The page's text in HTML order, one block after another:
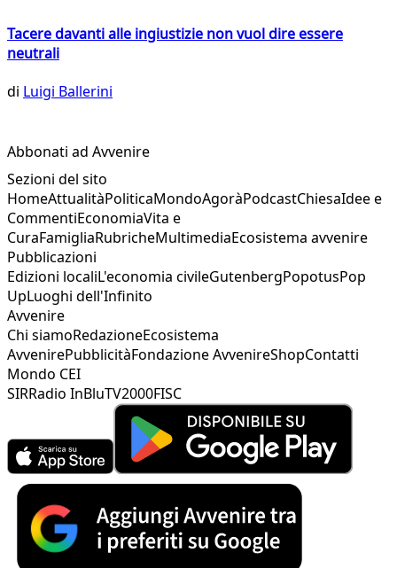
Tacere davanti alle ingiustizie non vuol dire essere
neutrali
di Luigi Ballerini
Abbonati ad Avvenire
Sezioni del sito
HomeAttualitàPoliticaMondoAgoràPodcastChiesaIdee e
CommentiEconomiaVita e
CuraFamigliaRubricheMultimediaEcosistema avvenire
Pubblicazioni
Edizioni localiL'economia civileGutenbergPopotusPop
UpLuoghi dell'Infinito
Avvenire
Chi siamoRedazioneEcosistema
AvvenirePubblicitàFondazione AvvenireShopContatti
Mondo CEI
SIRRadio InBluTV2000FISC